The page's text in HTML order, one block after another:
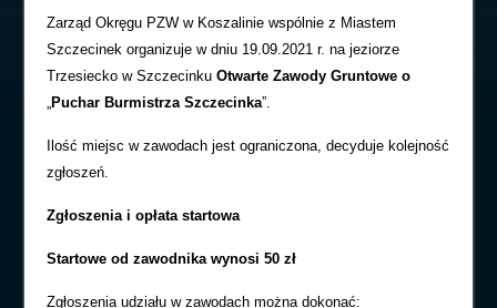
Zarząd Okręgu PZW w Koszalinie wspólnie z Miastem
Szczecinek organizuje w dniu 19.09.2021 r. na jeziorze
Trzesiecko w SzczecinkuOtwarte Zawody Gruntowe o
„Puchar Burmistrza Szczecinka”.
Ilość miejsc w zawodach jest ograniczona, decyduje kolejność
zgłoszeń.
Zgłoszenia i opłata startowa
Startowe od zawodnika wynosi 50 zł
Zgłoszenia udziału w zawodach można dokonać: